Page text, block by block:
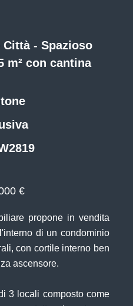
- Spazioso
m² con cantina
€
propone in vendita
di un condominio
con cortile interno ben
ascensore.
3 locali composto come